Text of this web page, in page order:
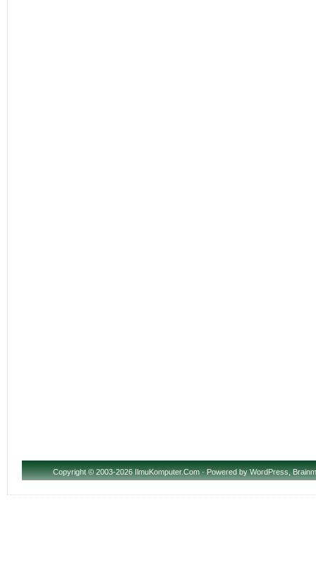
Copyright© 2003-2026 IlmuKomputer.Com · Powered byWordPress,